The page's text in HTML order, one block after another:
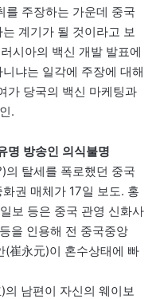
를 주장하는 가운데 중국
계기가 될 것이라고 보
시아의 백신 개발 발표에
냐는 일각에 주장에 대해
가 당국의 백신 마케팅과
.
명 방송인 의식불명
의 탈세를 폭로했던 중국
권 매체가 17일 보도. 홍
보 등은 중국 관영 신화사
을 인용해 전 중국중앙
崔永元)이 혼수상태에 빠
남편이 자신의 웨이보